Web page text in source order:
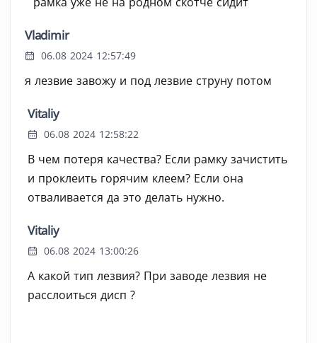
Vladimir
06.08 2024 12:57:49
я лезвие завожу и под лезвие струну потом
Vitaliy
06.08 2024 12:58:22
В чем потеря качества? Если рамку зачистить
и проклеить горячим клеем? Если она
отваливается да это делать нужно.
Vitaliy
06.08 2024 13:00:26
А какой тип лезвия? При заводе лезвия не
расслоиться дисп ?